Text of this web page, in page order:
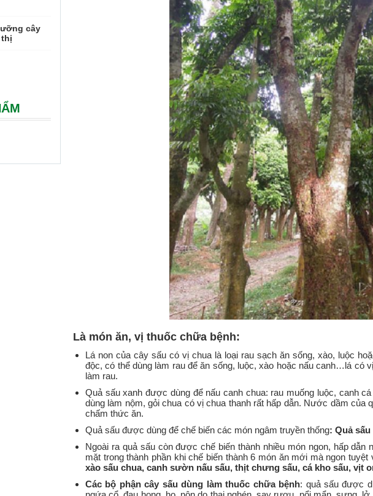
Là món ăn, vị thuốc chữa bệnh:
Lá non của cây sấu có vị chua là loại rau sạch ăn sống, xào, luộc
độc, có thể dùng làm rau để ăn sống, luộc, xào hoặc nấu canh…lá có
làm rau.
Quả sấu xanh được dùng để nấu canh chua: rau muống luộc, canh
dùng làm nộm, gỏi chua có vị chua thanh rất hấp dẫn. Nước dầm
chấm thức ăn.
Quả sấu được dùng để chế biến các món ngâm truyền thống: Quả
Ngoài ra quả sấu còn được chế biến thành nhiều món ngon, hấp
mặt trong thành phần khi chế biến thành 6 món ăn mới mà ngon
xào sấu chua, canh sườn nấu sấu, thịt chưng sấu, cá kho sấu, vịt
Các bộ phận cây sấu dùng làm thuốc chữa bệnh: quả sấu được
cây